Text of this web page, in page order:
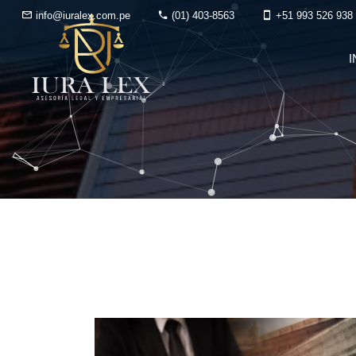
info@iuralex.com.pe (01) 403-8563 +51 993 526 938